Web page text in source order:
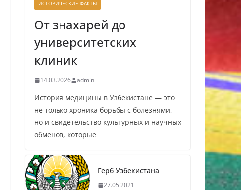
ИСТОРИЧЕСКИЕ ФАКТЫ
От знахарей до
университетских
клиник
14.03.2026 admin
История медицины в Узбекистане — это
не только хроника борьбы с болезнями,
но и свидетельство культурных и научных
обменов, которые
Герб Узбекистана
27.05.2021